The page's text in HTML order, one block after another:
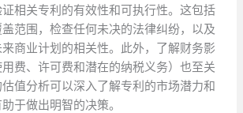
相关专利的有效性和可执行性。这包括
范围，检查任何未决的法律纠纷，以及
商业计划的相关性。此外，了解财务影
费、许可费和潜在的纳税义务）也至关
值分析可以深入了解专利的市场潜力和
于做出明智的决策。